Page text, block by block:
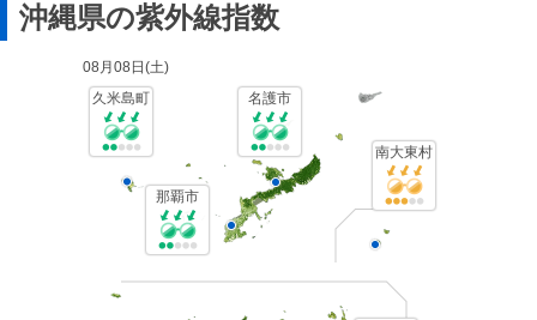
沖縄県の紫外線指数
08月08日(土)
那覇市
名護市
南大東村
久米島町